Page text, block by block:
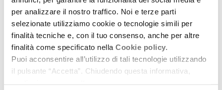
per analizzare il nostro traffico. Noi e terze parti
selezionate utilizziamo cookie o tecnologie simili per
finalità tecniche e, con il tuo consenso, anche per altre
finalità come specificato nella Cookie policy.
Puoi acconsentire all’utilizzo di tali tecnologie utilizzando
il pulsante “Accetta”. Chiudendo questa informativa,
richiesto un livello B2 della lingua inglese.
Oggetto della mail: CASTING/VOLONTARI.
I candidati selezionati lavoreranno sui set dei
cortometraggi gudati da Lav Diaz e Lynne Ramsay, in un
ambiente professionale e internazionale.